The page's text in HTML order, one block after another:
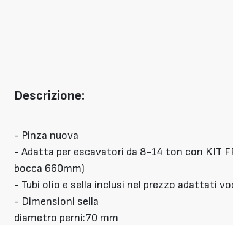
Descrizione:
- Pinza nuova
- Adatta per escavatori da 8-14 ton con KIT
bocca 660mm)
- Tubi olio e sella inclusi nel prezzo adattati
- Dimensioni sella
diametro perni:70 mm